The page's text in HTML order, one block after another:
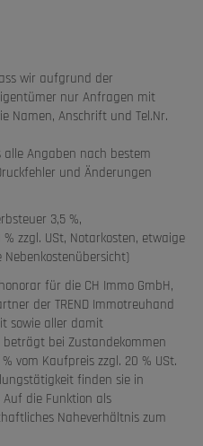
wir aufgrund der
nur Anfragen mit
Namen, Anschrift und Tel.Nr.
Angaben nach bestem
und Änderungen
3,5 %,
zzgl. USt, Notarkosten, etwaige
für die CH Immo GmbH,
der TREND Immotreuhand
sowie aller damit
bei Zustandekommen
vom Kaufpreis zzgl. 20 % USt.
finden sie in
die Funktion als
Naheverhältnis zum